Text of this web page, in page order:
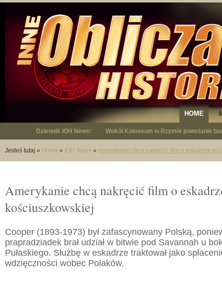
HOME
Dziennik IOH News: "Niepodległy - opowieść o Januszu
Jesteś tutaj » Home » IOH News » Amerykanie chcą nakręcić film o eskadrze
Amerykanie chcą nakręcić film o
kościuszkowskiej
Cooper (1893-1973) był zafascynowany Polską,
prapradziadek brał udział w bitwie pod Savannah u
Pułaskiego. Służbę w eskadrze traktował jako
wdzięczności wobec Polaków.